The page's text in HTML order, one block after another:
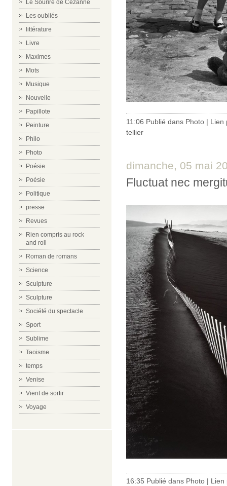
Le Sourire de Cézanne
Les oubliés
littérature
Livre
Maximes
Mots
Musique
Nouvelle
Papillote
Peinture
Philo
Photo
Poésie
Poésie
Politique
presse
Revues
Rien compris au rock
and roll
Roman de romans
Science
Sculpture
Sculpture
Société du spectacle
Sport
Sublime
Taoisme
temps
Venise
Vient de sortir
Voyage
11:06 Publié dans Photo | Lien
tellier
dimanche, 05 mai
Fluctuat nec
16:35 Publié dans Photo | Lien